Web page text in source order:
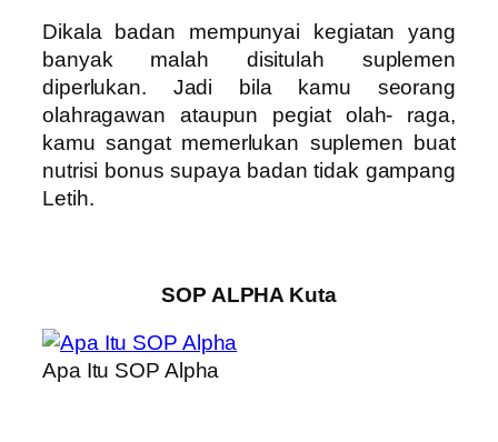
Dikala badan mempunyai kegiatan yang
banyak malah disitulah suplemen
diperlukan. Jadi bila kamu seorang
olahragawan ataupun pegiat olah- raga,
kamu sangat memerlukan suplemen buat
nutrisi bonus supaya badan tidak gampang
Letih.
SOP ALPHA Kuta
Apa Itu SOP Alpha